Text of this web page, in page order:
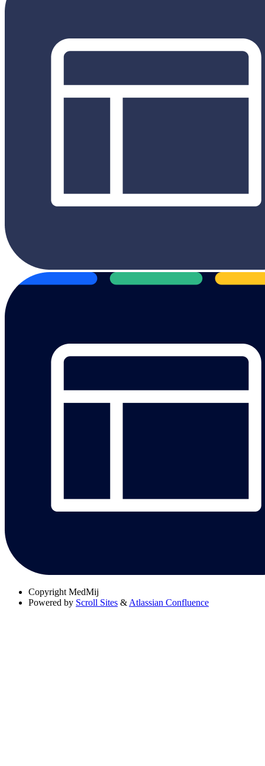
Copyright MedMij
Powered by Scroll Sites & Atlassian Confluence